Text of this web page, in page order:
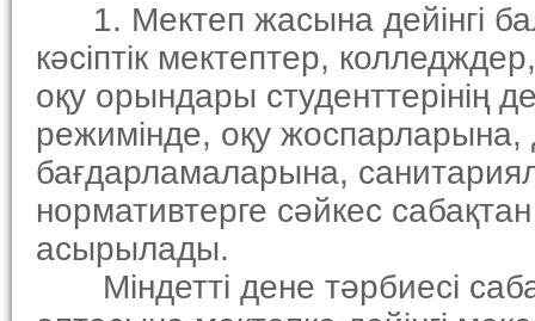
1. Мектеп жасына дейiнгi
кәсiптiк мектептер,
оқу орындары студенттерiнiң
режимiнде, оқу жоспарларына,
бағдарламаларына,
нормативтерге сәйкес
асырылады.
Мiндеттi дене тәрбиесi